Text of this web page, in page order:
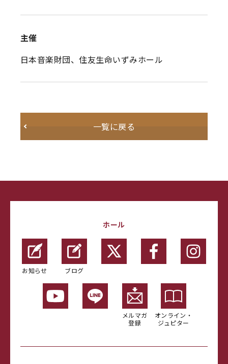
主催
日本音楽財団、住友生命いずみホール
一覧に戻る
ホール
お知らせ ブログ
メルマガ
登録
オンライン・
ジュピター